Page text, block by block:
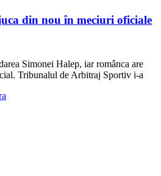
din nou în meciuri oficiale
Simonei Halep, iar românca are
Tribunalul de Arbitraj Sportiv i-a